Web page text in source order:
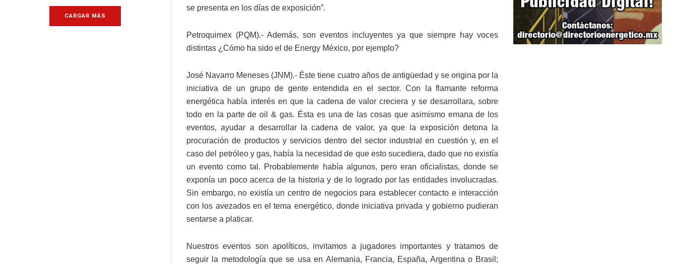
CARGAR MÁS
se presenta en los días de exposición”.
Petroquimex (PQM).- Además, son eventos incluyentes ya que siempre hay voces
distintas ¿Cómo ha sido el de Energy México, por ejemplo?
José Navarro Meneses (JNM).- Éste tiene cuatro años de antigüedad y se origina por la
iniciativa de un grupo de gente entendida en el sector. Con la flamante reforma
energética había interés en que la cadena de valor creciera y se desarrollara, sobre
todo en la parte de oil & gas. Ésta es una de las cosas que asimismo emana de los
eventos, ayudar a desarrollar la cadena de valor, ya que la exposición detona la
procuración de productos y servicios dentro del sector industrial en cuestión y, en el
caso del petróleo y gas, había la necesidad de que esto sucediera, dado que no existía
un evento como tal. Probablemente había algunos, pero eran oficialistas, donde se
exponía un poco acerca de la historia y de lo logrado por las entidades involucradas.
Sin embargo, no existía un centro de negocios para establecer contacto e interacción
con los avezados en el tema energético, donde iniciativa privada y gobierno pudieran
sentarse a platicar.
Nuestros eventos son apolíticos, invitamos a jugadores importantes y tratamos de
seguir la metodología que se usa en Alemania, Francia, España, Argentina o Brasil;